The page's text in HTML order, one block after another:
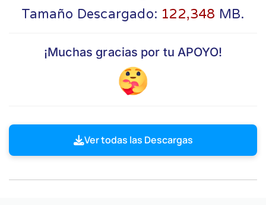
Tamaño Descargado: 122,348 MB.
¡Muchas gracias por tu APOYO!
Ver todas las Descargas